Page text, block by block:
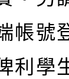
帳號
利學